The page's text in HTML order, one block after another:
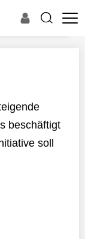
beschäftigt
soll